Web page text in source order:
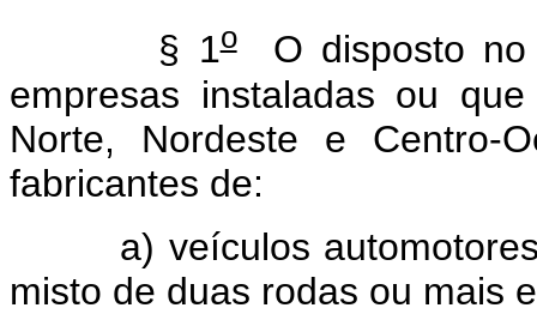
§ 1oO disposto
empresas instaladas ou
Norte, Nordeste e Centro-
fabricantes de:
a) veículos
misto de duas rodas ou mais